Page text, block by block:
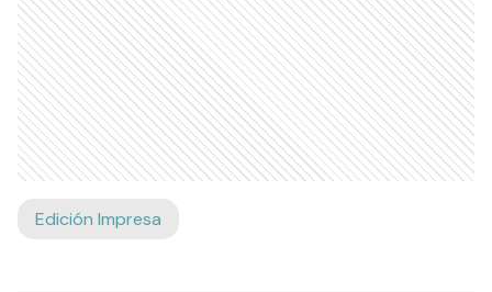
Edición Impresa